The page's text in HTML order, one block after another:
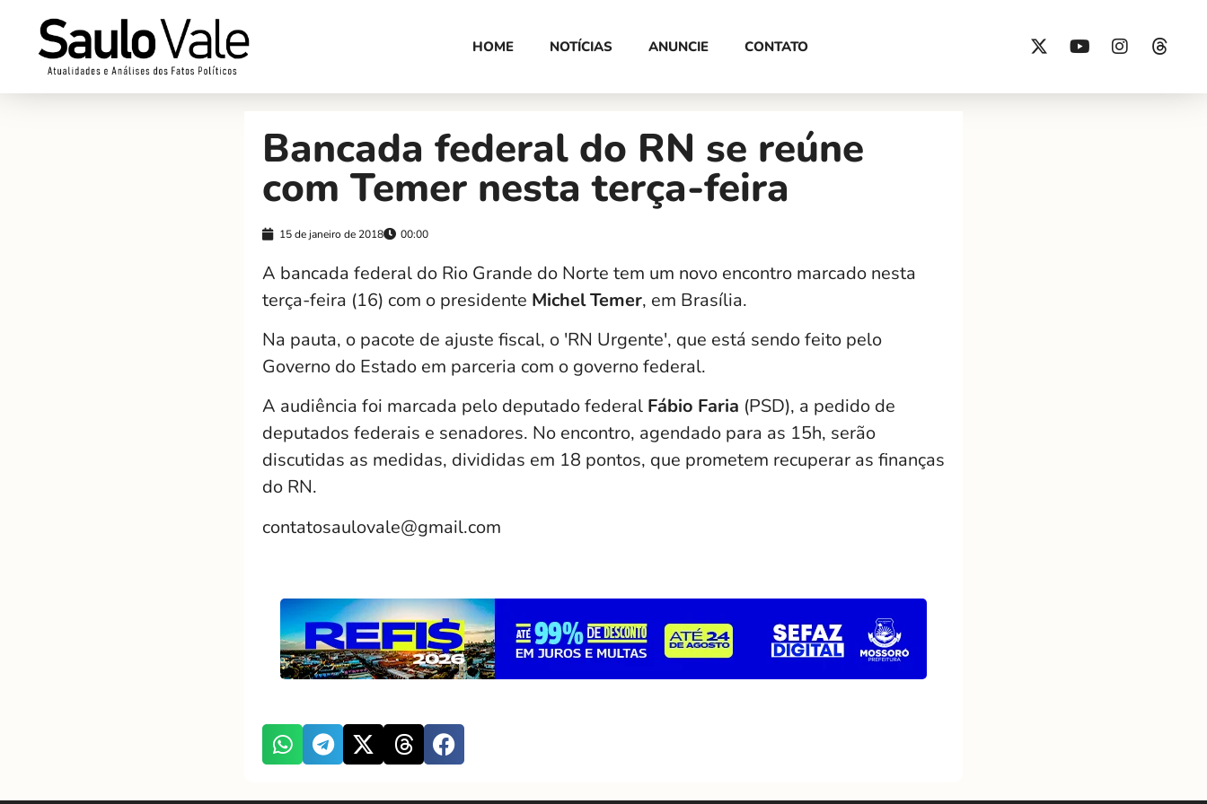
HOME NOTÍCIAS ANUNCIE CONTATO
Bancada federal do RN se reúne
com Temer nesta terça-feira
15 de janeiro de 2018 00:00
A bancada federal do Rio Grande do Norte tem um novo encontro marcado nesta
terça-feira (16) com o presidente Michel Temer, em Brasília.
Na pauta, o pacote de ajuste fiscal, o 'RN Urgente', que está sendo feito pelo
Governo do Estado em parceria com o governo federal.
A audiência foi marcada pelo deputado federal Fábio Faria (PSD), a pedido de
deputados federais e senadores. No encontro, agendado para as 15h, serão
discutidas as medidas, divididas em 18 pontos, que prometem recuperar as finanças
do RN.
contatosaulovale@gmail.com